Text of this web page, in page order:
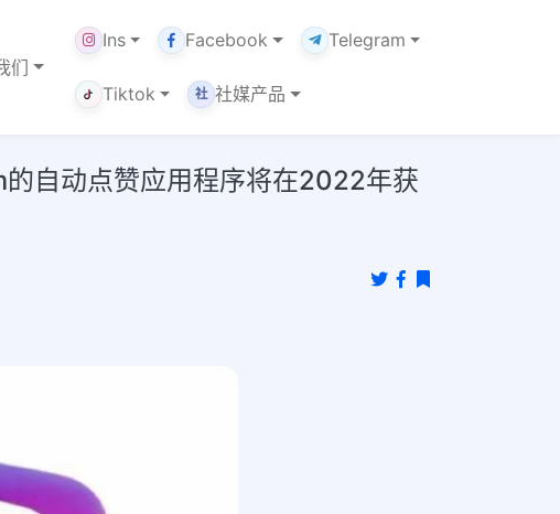
们
Ins Facebook Telegram
Tiktok 社 社媒产品
自动点赞应用程序将在2022年获